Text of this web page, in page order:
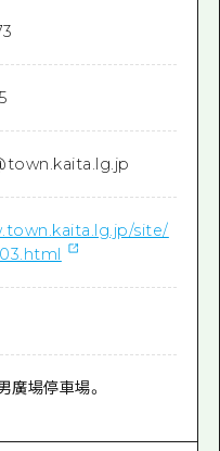
site/
廣場停車場。